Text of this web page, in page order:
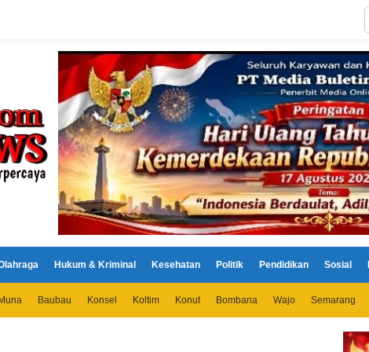
Hukum & Kriminal Kesehatan Politik Pendidikan Sosial
Baubau Konsel Koltim Konut Bombana Wajo Semarang